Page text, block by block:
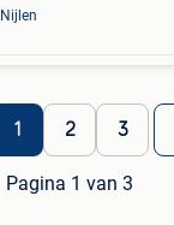
Nijlen
1 2 3
Pagina 1 van 3